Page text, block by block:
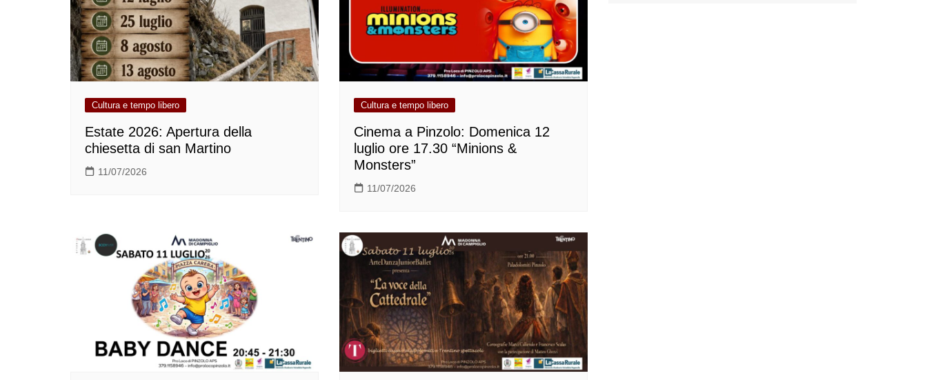
Cultura e tempo libero
Estate 2026: Apertura della
chiesetta di san Martino
11/07/2026
Cultura e tempo libero
Cinema a Pinzolo: Domenica 12
luglio ore 17.30 “Minions &
Monsters”
11/07/2026